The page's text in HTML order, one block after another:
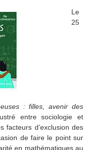
Le
25
: filles, avenir des
entre sociologie et
facteurs d’exclusion des
de faire le point sur
en mathématiques au